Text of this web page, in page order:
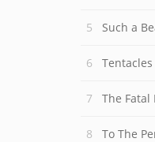
Such a
The
To The